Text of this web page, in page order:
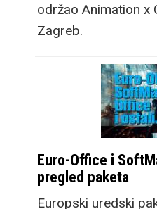
održao Animation x
Zagreb.
Euro-Office i
pregled paketa
Europski uredski